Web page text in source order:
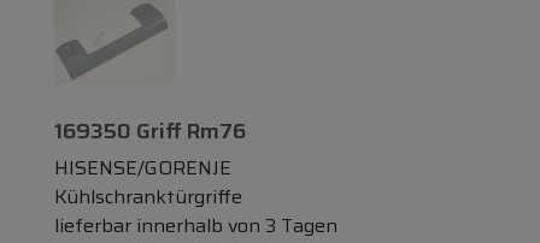
169350 Griff Rm76
HISENSE/GORENJE
Kühlschranktürgriffe
lieferbar innerhalb von 3 Tagen